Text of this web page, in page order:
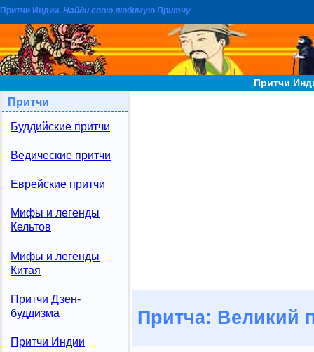
Притчи Индии. Найди свою любимую Притчу
Притчи
Притчи
Буддийские притчи
Ведические притчи
Еврейские притчи
Мифы и легенды
Кельтов
Мифы и легенды
Китая
Притчи Дзен-
буддизма
Притчи Индии
Притча: Великий